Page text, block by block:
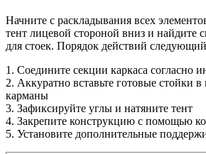
Начните с раскладывания всех
тент лицевой стороной вниз и найдите
для стоек. Порядок действий
1. Соедините секции каркаса согласно
2. Аккуратно вставьте готовые стойки
карманы
3. Зафиксируйте углы и натяните тент
4. Закрепите конструкцию с помощью
5. Установите дополнительные